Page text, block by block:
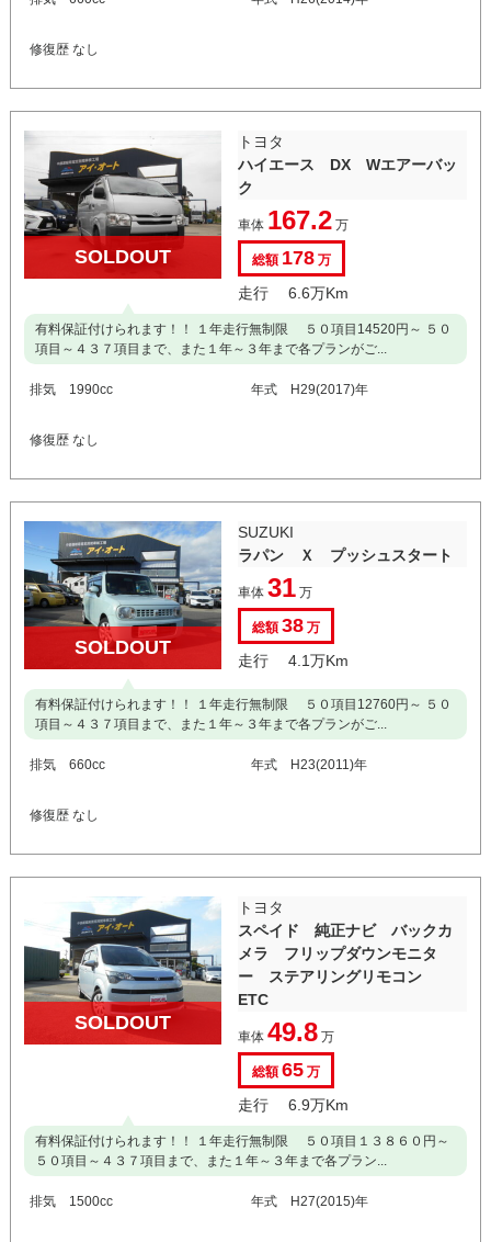
修復歴 なし
SOLDOUT
トヨタ
ハイエース DX Wエアーバッ
ク
車体 167.2万
総額 178万
走行 6.6万Km
有料保証付けられます！！ １年走行無制限 ５０項目14520円～ ５０
項目～４３７項目まで、また１年～３年まで各プランがご...
排気 1990cc 年式 H29(2017)年
修復歴 なし
SOLDOUT
SUZUKI
ラパン Ｘ プッシュスタート
車体 31万
総額38万
走行 4.1万Km
有料保証付けられます！！ １年走行無制限 ５０項目12760円～ ５０
項目～４３７項目まで、また１年～３年まで各プランがご...
排気 660cc 年式 H23(2011)年
修復歴 なし
SOLDOUT
トヨタ
スペイド 純正ナビ バックカ
メラ フリップダウンモニタ
ー ステアリングリモコン
ETC
車体 49.8万
総額65万
走行 6.9万Km
有料保証付けられます！！ １年走行無制限 ５０項目１３８６０円～
５０項目～４３７項目まで、また１年～３年まで各プラン...
排気 1500cc 年式 H27(2015)年